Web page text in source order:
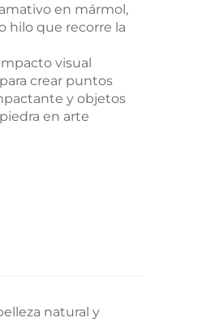
en mármol,
hilo que recorre la
visual
crear puntos
y objetos
en arte
natural y